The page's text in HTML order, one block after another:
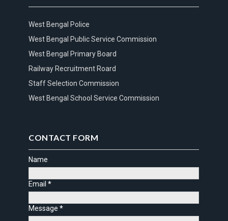
West Bengal Police
West Bengal Public Service Commission
West Bengal Primary Board
Railway Recruitment Roard
Staff Selection Commission
West Bengal School Service Commission
CONTACT FORM
Name
Email*
Message*